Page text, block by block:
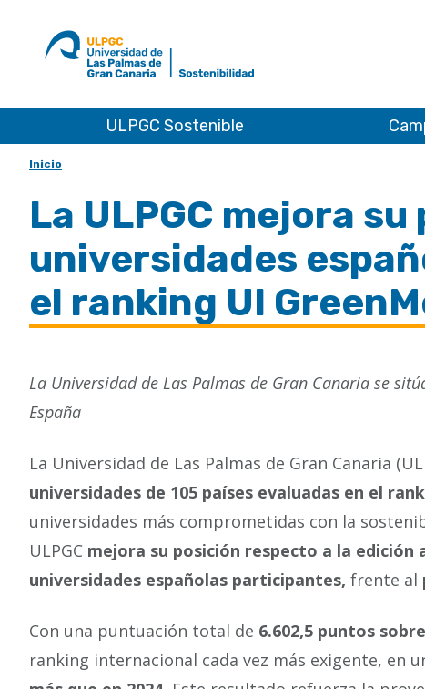
ULPGC
inicio
Sostenibilidad
ULPGC Sostenible
Inicio
La ULPGC mejora
universidades
el ranking UI
La Universidad de Las Palmas de Gran Canaria se
España
La Universidad de Las Palmas de Gran Canaria
universidades de 105 países evaluadas en el
universidades más comprometidas con la
ULPGC mejora su posición respecto a la edición
universidades españolas participantes, frente al
Con una puntuación total de 6.602,5 puntos
ranking internacional cada vez más exigente, en